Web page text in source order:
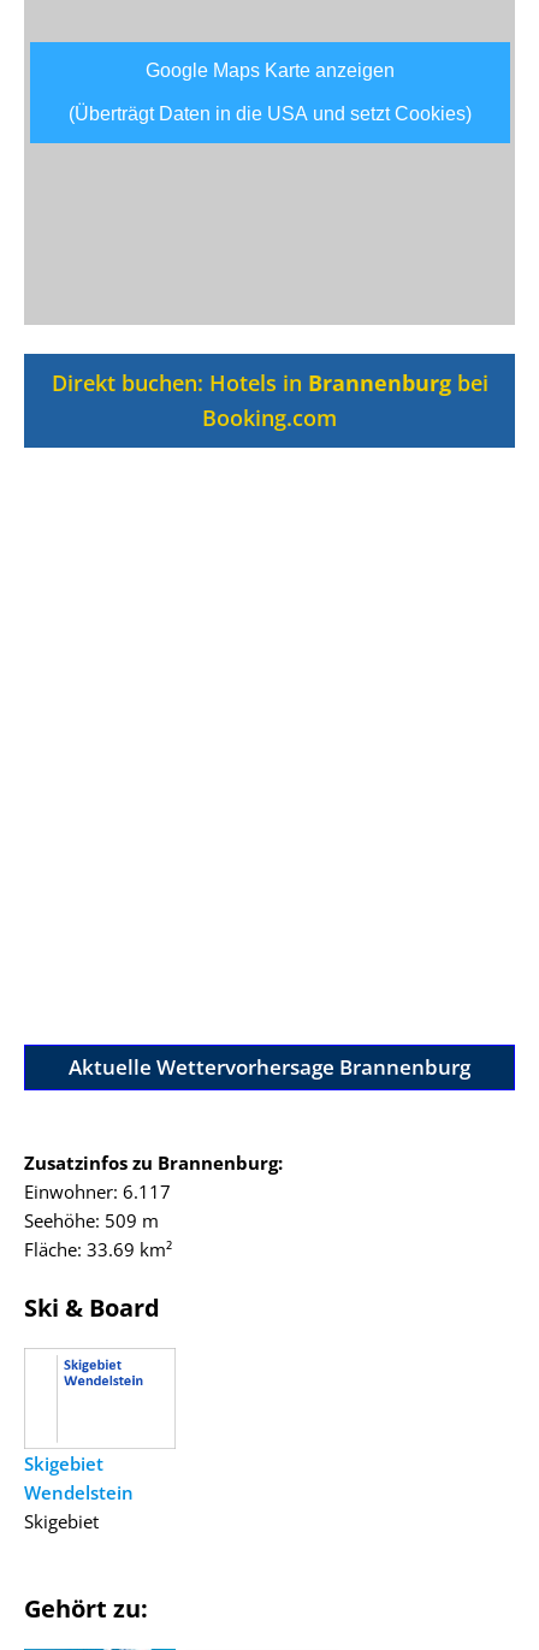
Google Maps Karte anzeigen
(Überträgt Daten in die USA und setzt Cookies)
Direkt buchen: Hotels in Brannenburgbei
Booking.com
Aktuelle Wettervorhersage Brannenburg
Zusatzinfos zu Brannenburg:
Einwohner: 6.117
Seehöhe: 509 m
Fläche: 33.69 km²
Ski & Board
Skigebiet
Wendelstein
Skigebiet
Gehört zu: